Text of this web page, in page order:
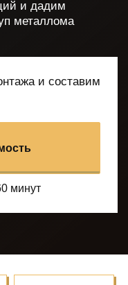
и дадим
металлома
и составим
минут